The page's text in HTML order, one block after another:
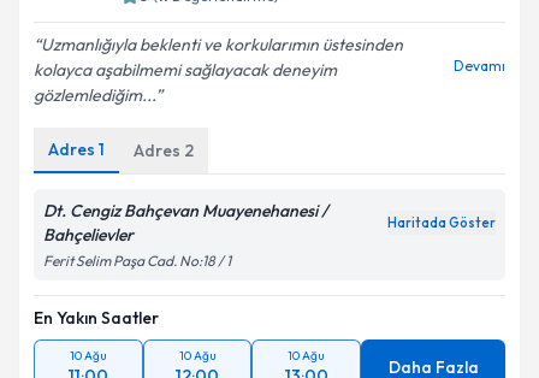
Uzmanlığıyla beklenti ve korkularımın üstesinden
kolayca aşabilmemi sağlayacak deneyim
gözlemlediğim...
Devamı
Adres 1 Adres 2
Dt. Cengiz Bahçevan Muayenehanesi /
Bahçelievler
Haritada Göster
Ferit Selim Paşa Cad. No:18 / 1
En Yakın Saatler
10 Ağu 10 Ağu 10 Ağu
Daha Fazla